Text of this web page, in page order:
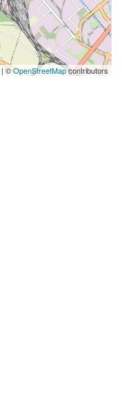
| ©OpenStreetMapcontributors